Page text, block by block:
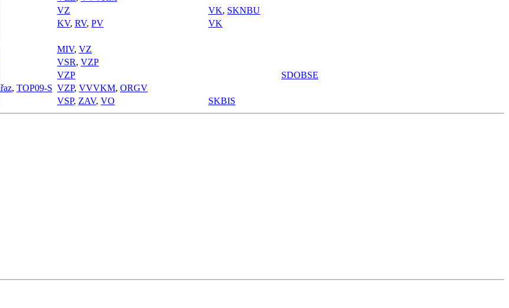
VZ VK, SKNBU
KV, RV, PV
VK
MIV, VZ
VSR, VZP
VZP
SDOBSE
, TOP09-S VZP, VVVKM, ORGV
VSP, ZAV, VO SKBIS